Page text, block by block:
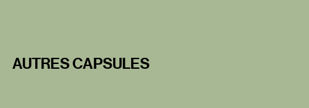
AUTRES CAPSULES